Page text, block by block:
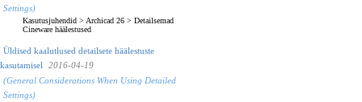
Settings)
Kasutusjuhendid > Archicad 26 > Detailsemad
Cineware häälestused
Üldised kaalutlused detailsete häälestuste
kasutamisel
2016-04-19
(General Considerations When Using Detailed
Settings)